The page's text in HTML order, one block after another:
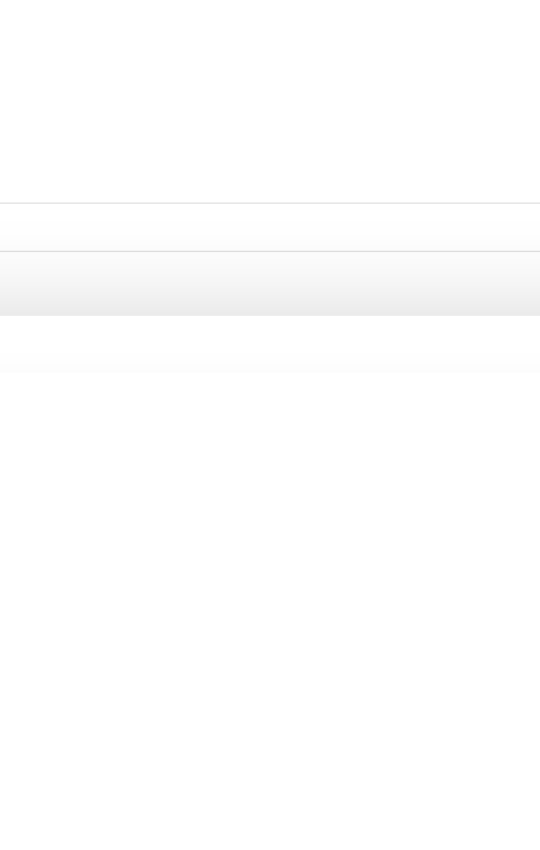
МАТЕРІАЛ. БУДНА